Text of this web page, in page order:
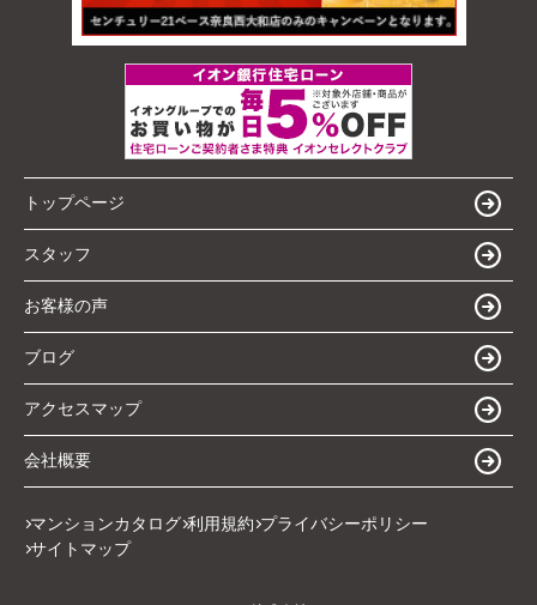
トップページ
スタッフ
お客様の声
ブログ
アクセスマップ
会社概要
マンションカタログ 利用規約 プライバシーポリシー
サイトマップ